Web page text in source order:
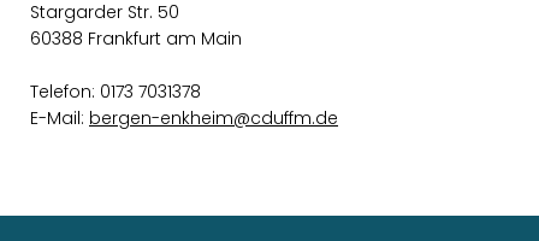
Stargarder Str. 50
60388 Frankfurt am Main
Telefon: 0173 7031378
E-Mail: bergen-enkheim@cduffm.de